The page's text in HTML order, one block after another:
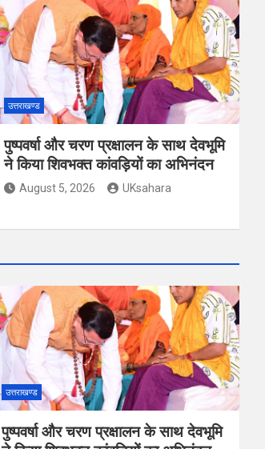
उत्तराखण्ड
पुष्पवर्षा और चरण प्रक्षालन के साथ देवभूमि
ने किया शिवभक्त कांवड़ियों का अभिनंदन
August 5, 2026 UKsahara
उत्तराखण्ड
पुष्पवर्षा और चरण प्रक्षालन के साथ देवभूमि